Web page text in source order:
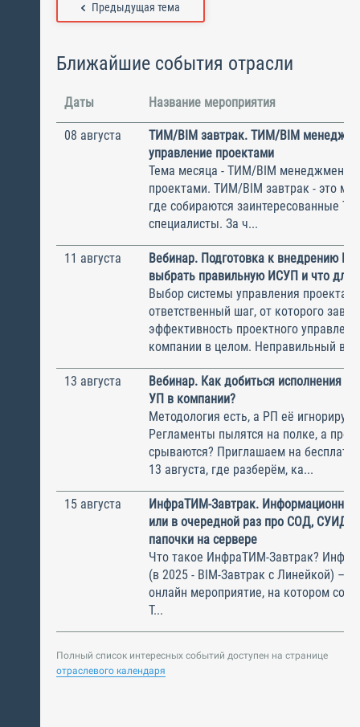
Предыдущая тема
Ближайшие события отрасли
Даты Название мероприятия
08 августа
ТИМ/BIM завтрак. ТИМ/BIM
управление проектами
Тема месяца - ТИМ/BIM менеджмент и
проектами. ТИМ/BIM завтрак - это
где собираются заинтересованные
специалисты. За ч...
11 августа
Вебинар. Подготовка к внедрению
выбрать правильную ИСУП и что для
Выбор системы управления
ответственный шаг, от которого
эффективность проектного
компании в целом. Неправильный
13 августа
Вебинар. Как добиться исполнения
УП в компании?
Методология есть, а РП её
Регламенты пылятся на полке, а
срываются? Приглашаем на
13 августа, где разберём, ка...
15 августа
ИнфраТИМ-Завтрак.
или в очередной раз про СОД, СУИД и
папочки на сервере
Что такое ИнфраТИМ-Завтрак?
(в 2025 - BIM-Завтрак с Линейкой) –
онлайн мероприятие, на котором
Т...
Полный список интересных событий доступен на странице
отраслевого календаря